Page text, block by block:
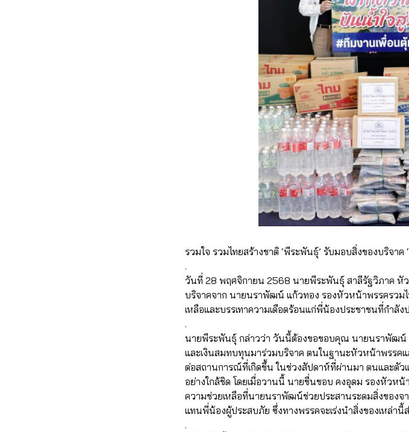
รวมใจ รวมไทยสร้างชาติ ‘พีระพันธุ์’ รับมอบสิ่งของบริจา
.
วันที่ 28 พฤศจิกายน 2568 นายพีระพันธุ์ สาลีรัฐวิภาค หั
บริจาคจาก นายนราพัฒน์ แก้วทอง รองหัวหน้าพรรครวมไ
เหลือและบรรเทาความเดือดร้อนแก่พี่น้องประชาชนที่กำลั
.
นายพีระพันธุ์ กล่าวว่า วันนี้ต้องขอขอบคุณ นายนราพัฒน์
และเงินสมทบทุนมาร่วมบริจาค ตนในฐานะหัวหน้าพรรค
ต่อสถานการณ์ที่เกิดขึ้น ในช่วงสัปดาห์ที่ผ่านมา ตนและตั
อย่างใกล้ชิด โดยเมื่อวานนี้ นายชื่นชอบ คงอุดม รองหัวห
ความช่วยเหลือที่นายนราพัฒน์ช่วยประสานระดมสิ่งของจ
แทนพี่น้องผู้ประสบภัย ซึ่งทางพรรคจะเร่งนำสิ่งของเหล่านี้
.